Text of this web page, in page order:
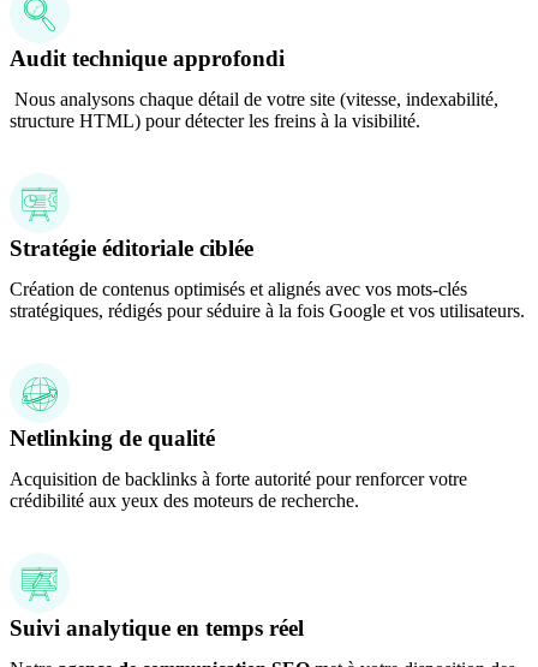
Audit technique approfondi
Nous analysons chaque détail de votre site (vitesse, indexabilité,
structure HTML) pour détecter les freins à la visibilité.
Stratégie éditoriale ciblée
Création de contenus optimisés et alignés avec vos mots-clés
stratégiques, rédigés pour séduire à la fois Google et vos utilisateurs.
Netlinking de qualité
Acquisition de backlinks à forte autorité pour renforcer votre
crédibilité aux yeux des moteurs de recherche.
Suivi analytique en temps réel